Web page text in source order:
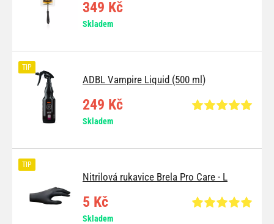
349 Kč
Skladem
ADBL Vampire Liquid (500 ml)
TIP
249 Kč
Skladem
Nitrilová rukavice Brela Pro Care - L
TIP
5 Kč
Skladem